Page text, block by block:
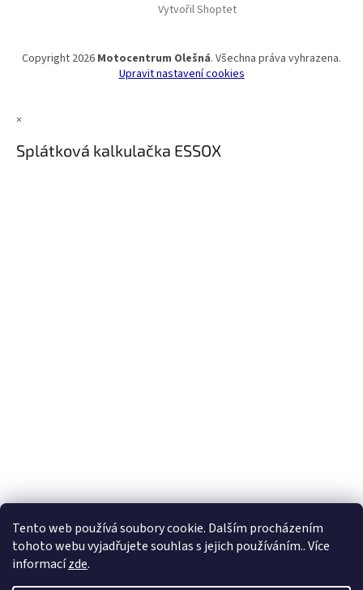
Tento web používá soubory cookie. Dalším procházením
tohoto webu vyjadřujete souhlas s jejich používáním.. Více
informacízde.
🏝️ Dovolená: 🏝️ 27.7.2026 do 9.8.2026 - bude
probíhat dovolená. Celá firma bude uzavřená!
Vytvořil Shoptet
Copyright 2026 Motocentrum Olešná. Všechna práva vyhrazena.
Upravit nastavení cookies
×
Splátková kalkulačka ESSOX